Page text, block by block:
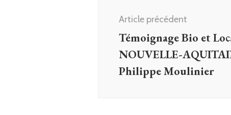
d'article
Article précédent
Témoignage Bio et
NOUVELLE-
Philippe Moulinier